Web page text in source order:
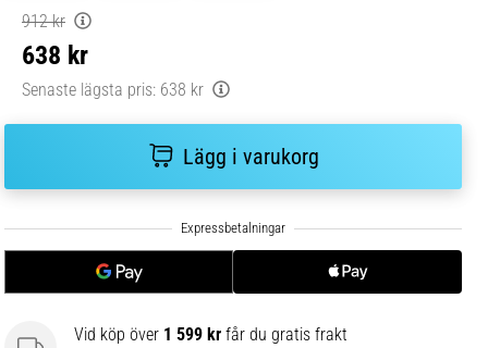
912 kr
638 kr
Senaste lägsta pris: 638 kr
Lägg i varukorg
Vid köp över 1 599 kr får du gratis frakt